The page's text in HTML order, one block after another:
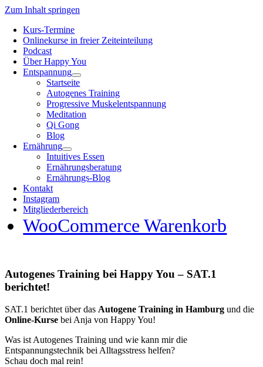
Zum Inhalt springen
Kurs-Termine
Onlinekurse in freier Zeiteinteilung
Podcast
Über Happy You
Entspannung
Startseite
Autogenes Training
Progressive Muskelentspannung
Meditation
Qi Gong
Blog
Ernährung
Intuitives Essen
Ernährungsberatung
Ernährungs-Blog
Kontakt
Instagram
Mitgliederbereich
WooCommerce Warenkorb
Autogenes Training bei Happy You – SAT.1
berichtet!
SAT.1 berichtet über das Autogene Training in Hamburg und die
Online-Kurse bei Anja von Happy You!
Was ist Autogenes Training und wie kann mir die
Entspannungstechnik bei Alltagsstress helfen?
Schau doch mal rein!